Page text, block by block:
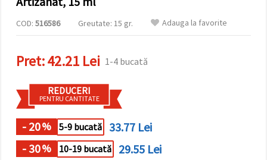
selectând
cookie -uri
dat și
pe butonul
"Salvați"
Аcceptati
toate!
Setări
COD: 516586 Greutate: 15 gr. Adauga la favorite
Pret:42.21 Lei 1-4 bucată
REDUCERI
PENTRU CANTITATE
- 20% 5-9 bucată
33.77 Lei
- 30% 10-19 bucată
29.55 Lei